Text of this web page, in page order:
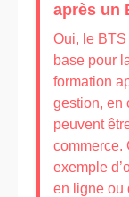
après un
Oui, le
base pour
formation
gestion, en
peuvent
commerce.
exemple
en ligne ou